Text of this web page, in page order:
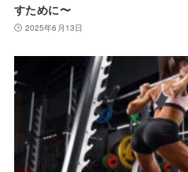
すために〜
2025年6月13日